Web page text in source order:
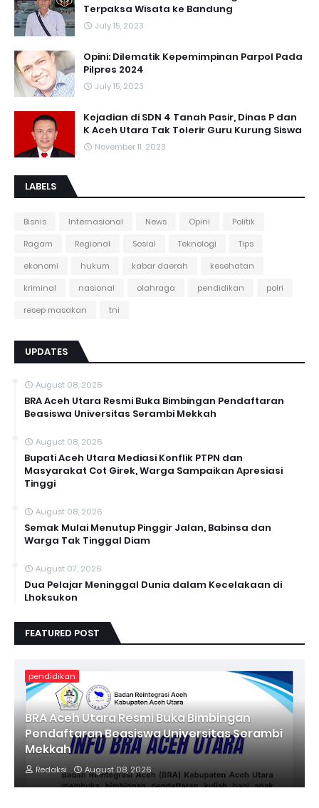
Terpaksa Wisata ke Bandung
July 15, 2023
Opini: Dilematik Kepemimpinan Parpol Pada
Pilpres 2024
July 15, 2023
Kejadian di SDN 4 Tanah Pasir, Dinas P dan
K Aceh Utara Tak Tolerir Guru Kurung Siswa
November 11, 2023
LABELS
Bisnis Internasional News Opini
Politik
Ragam
Regional Sosial Teknologi
Tips
ekonomi
hukum kabar daerah
kesehatan
kriminal
nasional olahraga pendidikan
polri
resep masakan
tni
UPDATES
August 08, 2026
BRA Aceh Utara Resmi Buka Bimbingan Pendaftaran
Beasiswa Universitas Serambi Mekkah
August 08, 2026
Bupati Aceh Utara Mediasi Konflik PTPN dan
Masyarakat Cot Girek, Warga Sampaikan Apresiasi
Tinggi
August 08, 2026
Semak Mulai Menutup Pinggir Jalan, Babinsa dan
Warga Tak Tinggal Diam
August 07, 2026
Dua Pelajar Meninggal Dunia dalam Kecelakaan di
Lhoksukon
FEATURED POST
pendidikan
BRA Aceh Utara Resmi Buka Bimbingan
Pendaftaran Beasiswa Universitas Serambi
Mekkah
Redaksi August 08, 2026